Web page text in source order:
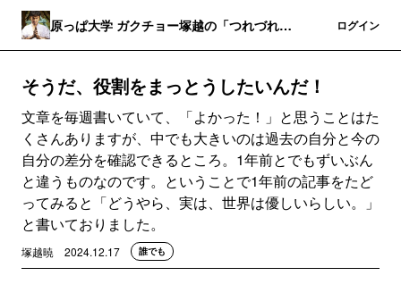
原っぱ大学 ガクチョー塚越の「つれづれ通
ログイン
そうだ、役割をまっとうしたいんだ！
文章を毎週書いていて、「よかった！」と思うことはた
くさんありますが、中でも大きいのは過去の自分と今の
自分の差分を確認できるところ。1年前とでもずいぶん
と違うものなのです。ということで1年前の記事をたど
ってみると「どうやら、実は、世界は優しいらしい。」
と書いておりました。
塚越暁 2024.12.17 誰でも